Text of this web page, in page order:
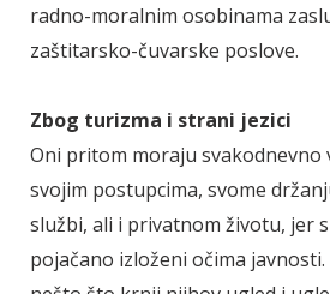
radno-moralnim osobinama
zaštitarsko-čuvarske poslove.
Zbog turizma i strani jezici
Oni pritom moraju svakodnevno
svojim postupcima, svome
službi, ali i privatnom životu, jer
pojačano izloženi očima